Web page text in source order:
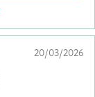
20/03/2026